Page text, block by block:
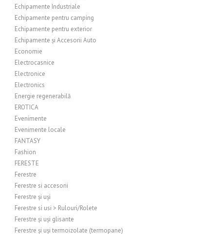
Echipamente Industriale
Echipamente pentru camping
Echipamente pentru exterior
Echipamente și Accesorii Auto
Economie
Electrocasnice
Electronice
Electronics
Energie regenerabilă
EROTICA
Evenimente
Evenimente locale
FANTASY
Fashion
FERESTE
Ferestre
Ferestre si accesorii
Ferestre și uși
Ferestre si usi > Rulouri/Rolete
Ferestre și uși glisante
Ferestre și uși termoizolate (termopane)